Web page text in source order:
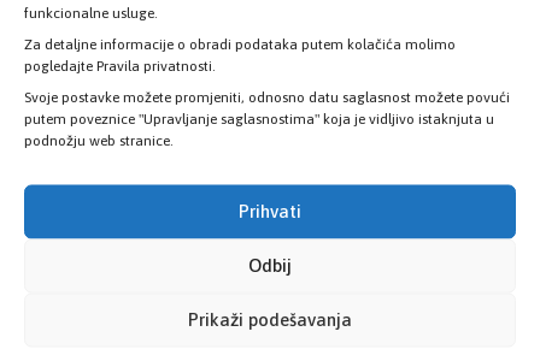
funkcionalne usluge.
Za detaljne informacije o obradi podataka putem kolačića molimo
pogledajte Pravila privatnosti.
Svoje postavke možete promjeniti, odnosno datu saglasnost možete povući
putem poveznice "Upravljanje saglasnostima" koja je vidljivo istaknjuta u
podnožju web stranice.
Prihvati
Odbij
Prikaži podešavanja
Provjerite status vaše elektronske
zdravstvene kartice
PROVJERITE STATUS